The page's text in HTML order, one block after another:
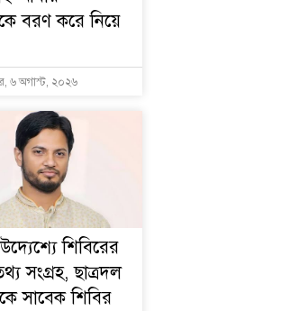
বরণ করে নিয়ে
৬ অগাস্ট, ২০২৬
শিবিরের
সংগ্রহ, ছাত্রদল
সাবেক শিবির